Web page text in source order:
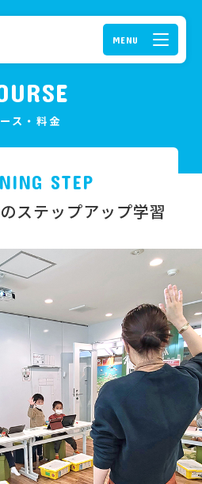
ス・料金
STEP
ステップアップ学習